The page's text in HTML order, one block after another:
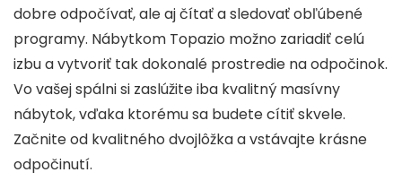
dobre odpočívať, ale aj čítať a sledovať obľúbené
programy. Nábytkom Topazio možno zariadiť celú
izbu a vytvoriť tak dokonalé prostredie na odpočinok.
Vo vašej spálni si zaslúžite iba kvalitný masívny
nábytok, vďaka ktorému sa budete cítiť skvele.
Začnite od kvalitného dvojlôžka a vstávajte krásne
odpočinutí.